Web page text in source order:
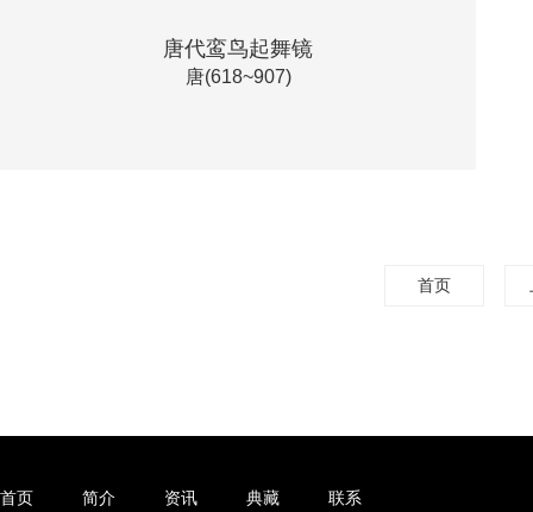
唐代鸾鸟起舞镜
唐(618~907)
首页
首页 简介 资讯 典藏 联系